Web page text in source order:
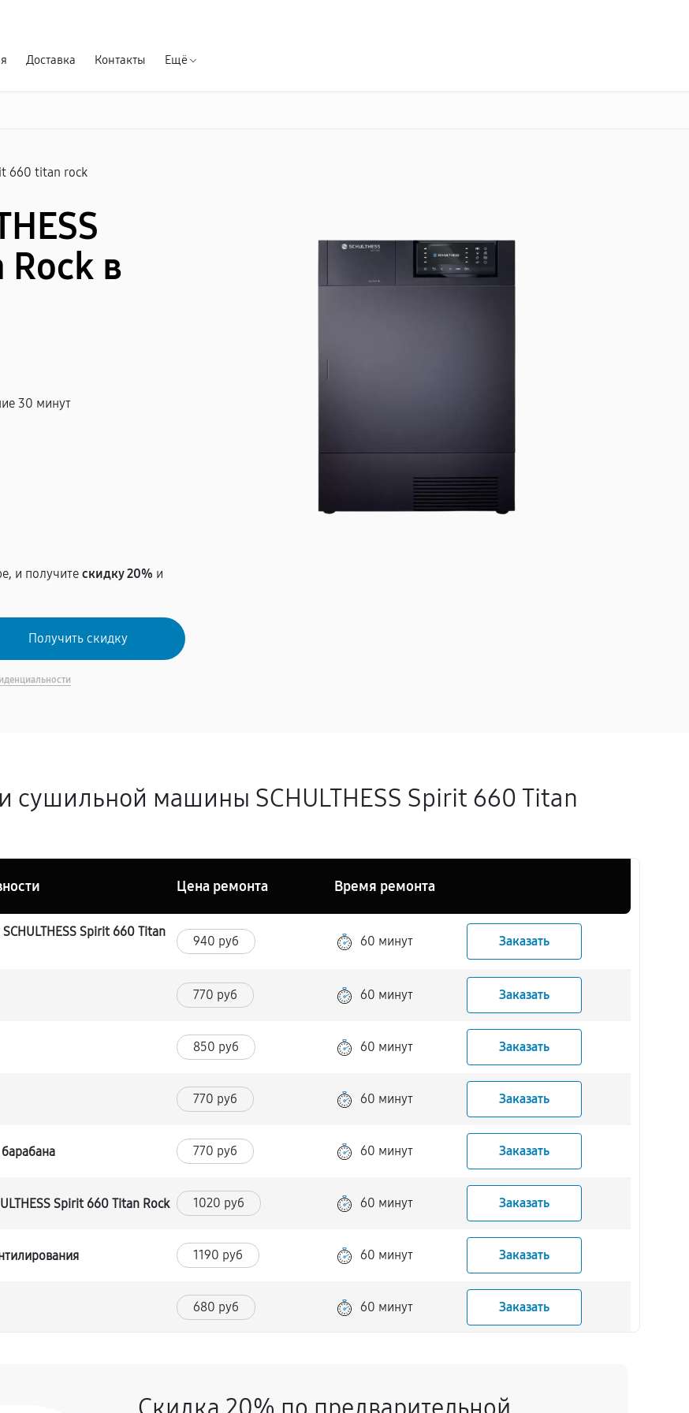
Доставка Контакты Ещё
660 titan rock
в
30 минут
и получитескидку 20% и
сушильной машины SCHULTHESS Spirit 660 Titan
Цена ремонта Время ремонта
Spirit 660 Titan
940 руб 60 минут Заказать
770 руб 60 минут Заказать
850 руб 60 минут Заказать
770 руб 60 минут Заказать
770 руб 60 минут Заказать
Spirit 660 Titan Rock 1020 руб 60 минут Заказать
1190 руб 60 минут Заказать
680 руб 60 минут Заказать